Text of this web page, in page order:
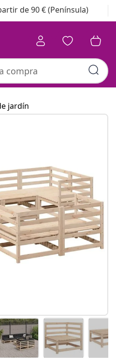
de 90 € (Península)
jardín